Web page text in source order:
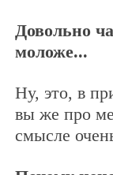
Довольно
моложе...
Ну, это, в
вы же про
смысле